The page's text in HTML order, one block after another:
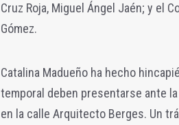
Cruz Roja, Miguel Ángel Jaén; y el
Gómez.
Catalina Madueño ha hecho
temporal deben presentarse ante
en la calle Arquitecto Berges. Un